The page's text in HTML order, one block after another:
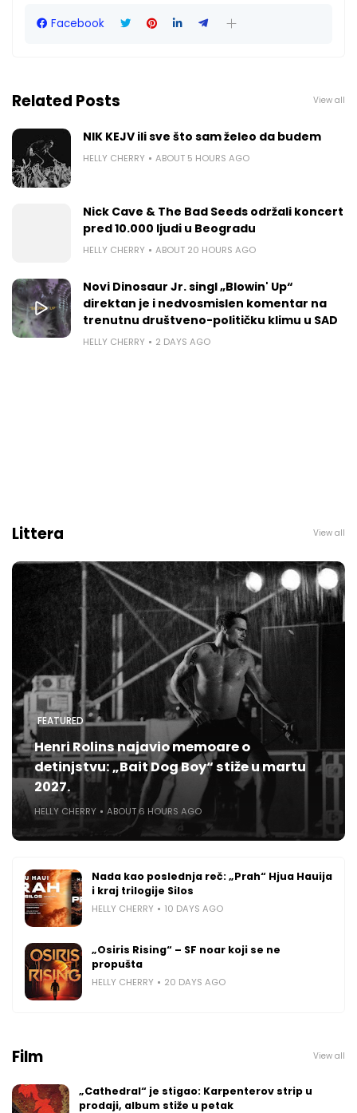
Facebook
Related Posts View all
NIK KEJV ili sve što sam želeo da budem
HELLY CHERRY ABOUT 5 HOURS AGO
Nick Cave & The Bad Seeds održali koncert
pred 10.000 ljudi u Beogradu
HELLY CHERRY ABOUT 20 HOURS AGO
Novi Dinosaur Jr. singl „Blowin' Up“
direktan je i nedvosmislen komentar na
trenutnu društveno-političku klimu u SAD
HELLY CHERRY 2 DAYS AGO
Littera View all
FEATURED
Henri Rolins najavio memoare o
detinjstvu: „Bait Dog Boy“ stiže u martu
2027.
HELLY CHERRY ABOUT 6 HOURS AGO
Nada kao poslednja reč: „Prah“ Hjua Hauija
i kraj trilogije Silos
HELLY CHERRY 10 DAYS AGO
„Osiris Rising“ – SF noar koji se ne
propušta
HELLY CHERRY 20 DAYS AGO
Film View all
„Cathedral“ je stigao: Karpenterov strip u
prodaji, album stiže u petak